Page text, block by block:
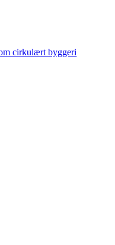
cirkulært byggeri